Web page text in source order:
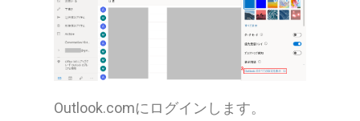
Outlook.comにログインします。